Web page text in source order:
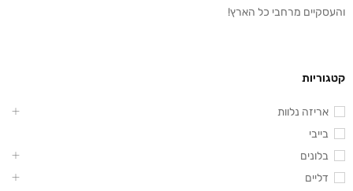
והעסקיים מרחבי כל הארץ!
קטגוריות
אריזה נלוות
בייבי
בלונים
דליים